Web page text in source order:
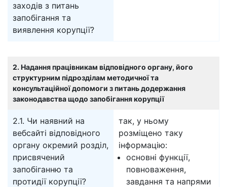
заходів з питань
запобігання та
виявлення корупції?
2. Надання працівникам відповідного органу, його
структурним підрозділам методичної та
консультаційної допомоги з питань додержання
законодавства щодо запобігання корупції
2.1. Чи наявний на
вебсайті відповідного
органу окремий розділ,
присвячений
запобіганню та
протидії корупції?
так, у ньому
розміщено таку
інформацію:
основні функції,
повноваження,
завдання та напрями